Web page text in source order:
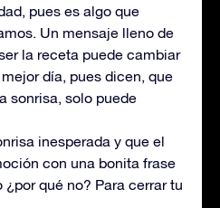
pues es algo que
Un mensaje lleno de
la receta puede cambiar
día, pues dicen, que
sonrisa, solo puede
inesperada y que el
con una bonita frase
qué no? Para cerrar tu